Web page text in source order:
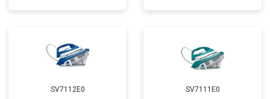
SV7112E0 SV7111E0